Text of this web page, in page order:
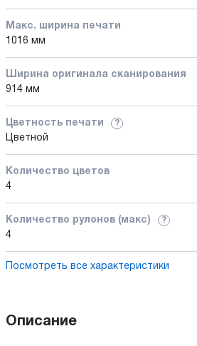
Макс. ширина печати
1016 мм
Ширина оригинала сканирования
914 мм
Цветность печати ?
Цветной
Количество цветов
4
Количество рулонов (макс) ?
4
Посмотреть все характеристики
Описание